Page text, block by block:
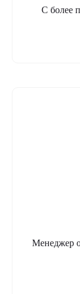
С более
Менеджер